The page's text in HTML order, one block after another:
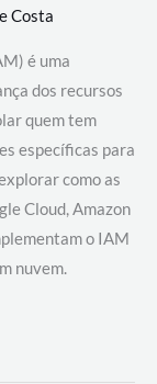
Costa
é uma
dos recursos
quem tem
específicas para
como as
Cloud, Amazon
o IAM
nuvem.